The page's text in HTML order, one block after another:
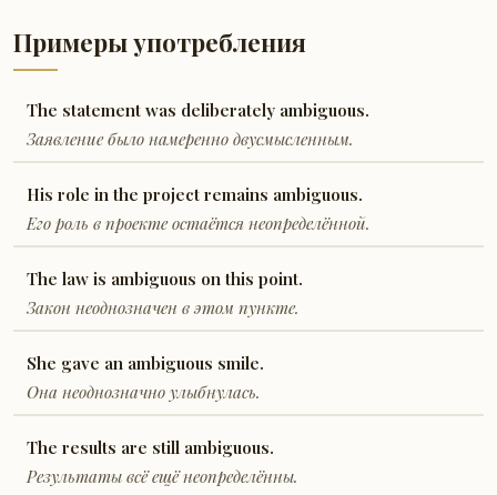
Примеры употребления
The statement was deliberately ambiguous.
Заявление было намеренно двусмысленным.
His role in the project remains ambiguous.
Его роль в проекте остаётся неопределённой.
The law is ambiguous on this point.
Закон неоднозначен в этом пункте.
She gave an ambiguous smile.
Она неоднозначно улыбнулась.
The results are still ambiguous.
Результаты всё ещё неопределённы.